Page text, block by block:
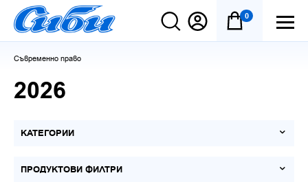
0
Съвременно право
2026
КАТЕГОРИИ
ПРОДУКТОВИ ФИЛТРИ